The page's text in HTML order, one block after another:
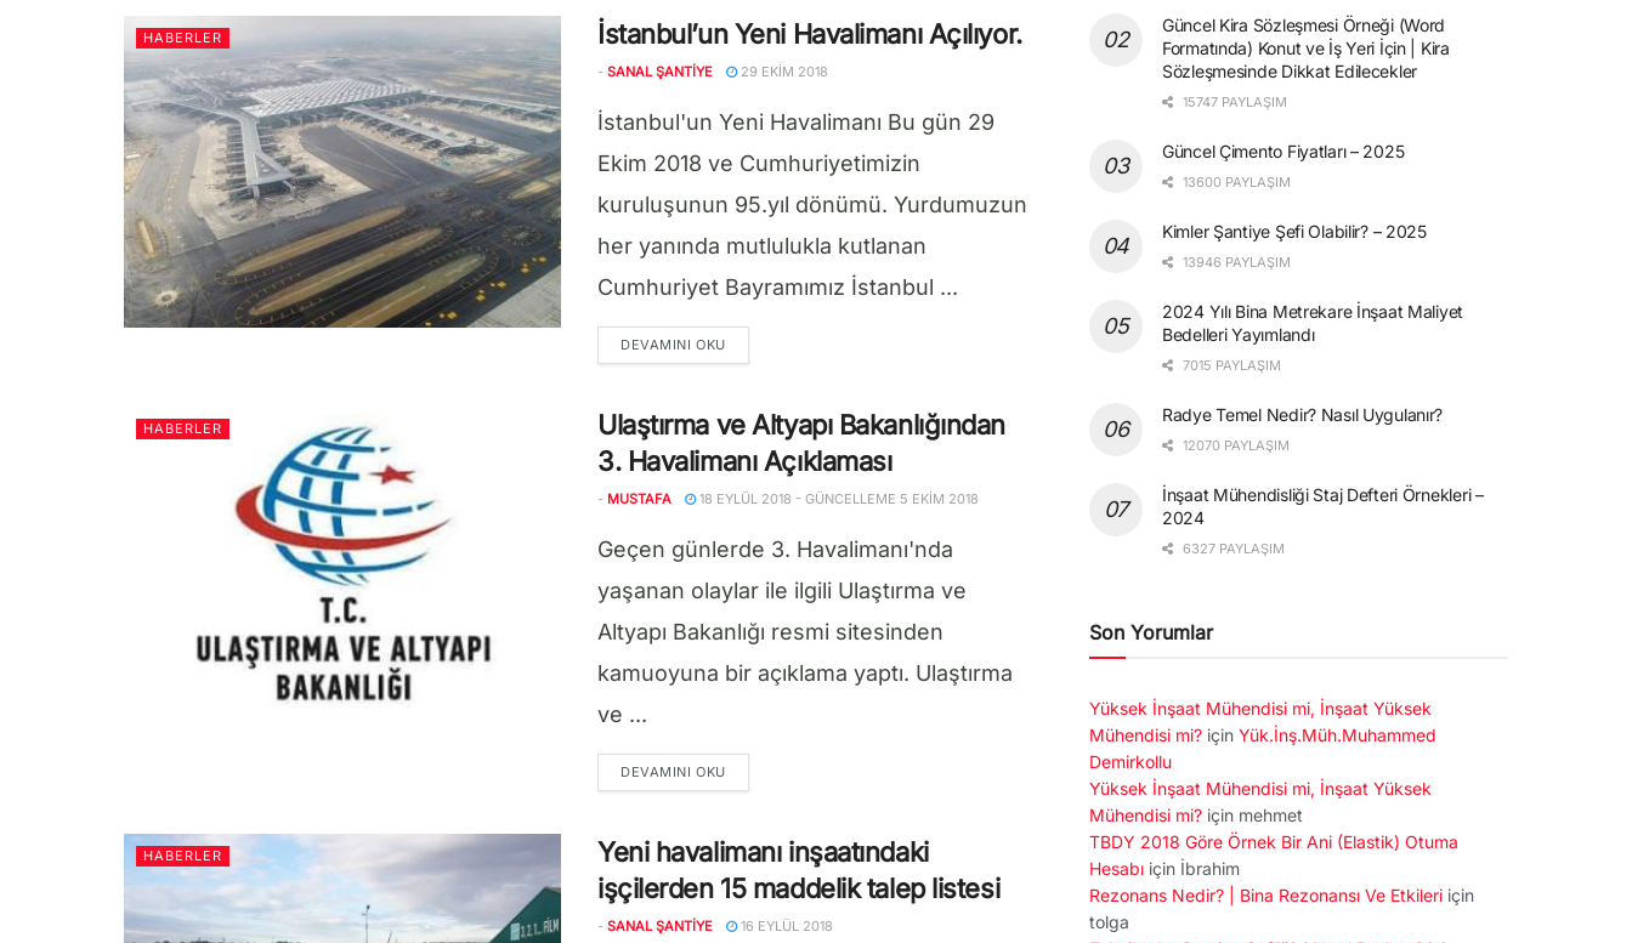
HABERLER İstanbul’un Yeni Havalimanı Açılıyor.
- SANAL ŞANTIYE 29 EKIM 2018
İstanbul'un Yeni Havalimanı Bu gün 29
Ekim 2018 ve Cumhuriyetimizin
kuruluşunun 95.yıl dönümü. Yurdumuzun
her yanında mutlulukla kutlanan
Cumhuriyet Bayramımız İstanbul ...
DEVAMINI OKUDETAILS
HABERLER
Ulaştırma ve Altyapı Bakanlığından
3. Havalimanı Açıklaması
- MUSTAFA 18 EYLÜL 2018 - GÜNCELLEME 5 EKIM 2018
Geçen günlerde 3. Havalimanı'nda
yaşanan olaylar ile ilgili Ulaştırma ve
Altyapı Bakanlığı resmi sitesinden
kamuoyuna bir açıklama yaptı. Ulaştırma
ve ...
DEVAMINI OKUDETAILS
HABERLER
Yeni havalimanı inşaatındaki
işçilerden 15 maddelik talep listesi
- SANAL ŞANTIYE 16 EYLÜL 2018
Güncel Kira Sözleşmesi Örneği (Word
Formatında) Konut ve İş Yeri İçin | Kira
Sözleşmesinde Dikkat Edilecekler
15747 PAYLAŞIM
Güncel Çimento Fiyatları – 2025
13600 PAYLAŞIM
Kimler Şantiye Şefi Olabilir? – 2025
13946 PAYLAŞIM
2024 Yılı Bina Metrekare İnşaat Maliyet
Bedelleri Yayımlandı
7015 PAYLAŞIM
Radye Temel Nedir? Nasıl Uygulanır?
12070 PAYLAŞIM
İnşaat Mühendisliği Staj Defteri Örnekleri –
2024
6327 PAYLAŞIM
Son Yorumlar
Yüksek İnşaat Mühendisi mi, İnşaat Yüksek
Mühendisi mi? için Yük.İnş.Müh.Muhammed
Demirkollu
Yüksek İnşaat Mühendisi mi, İnşaat Yüksek
Mühendisi mi? için mehmet
TBDY 2018 Göre Örnek Bir Ani (Elastik) Otuma
Hesabı için İbrahim
Rezonans Nedir? | Bina Rezonansı Ve Etkileri için
tolga